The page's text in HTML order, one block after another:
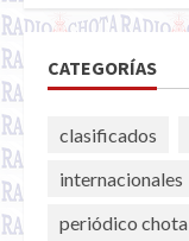
CATEGORÍAS
clasificados
internacionales
periódico chota